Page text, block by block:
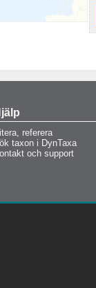
referera
taxon i DynTaxa
och support